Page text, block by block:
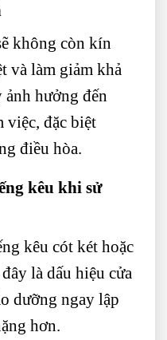
không còn kín
và làm giảm khả
ảnh hưởng đến
việc, đặc biệt
điều hòa.
kêu khi sử
kêu cót két hoặc
là dấu hiệu cửa
dưỡng ngay lập
hơn.